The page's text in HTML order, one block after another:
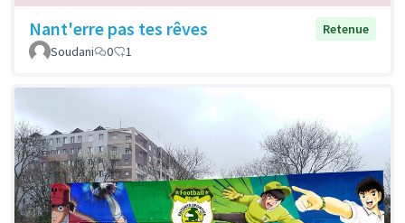
Nant'erre pas tes rêves
Retenue
Soudani
0 1